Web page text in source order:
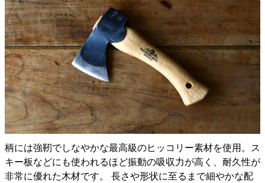
柄には強靭でしなやかな最高級のヒッコリー素材を使用。ス
キー板などにも使われるほど振動の吸収力が高く、耐久性が
非常に優れた木材です。 長さや形状に至るまで細やかな配